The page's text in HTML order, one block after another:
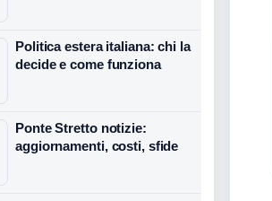
Politica estera italiana: chi la
decide e come funziona
Ponte Stretto notizie:
aggiornamenti, costi, sfide